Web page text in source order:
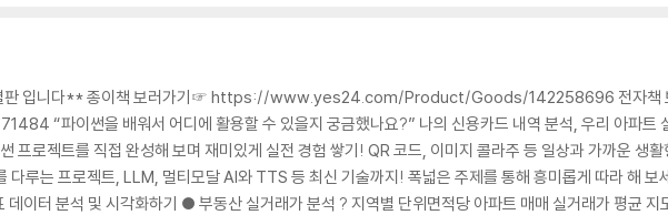
별판 입니다** 종이책 보러가기☞ https://www.yes24.com/Product/Goods/142258696 전자
파이썬을 배워서 어디에 활용할 수 있을지 궁금했나요?” 나의 신용카드 내역 분석, 우리 아파트
프로젝트를 직접 완성해 보며 재미있게 실전 경험 쌓기! QR 코드, 이미지 콜라주 등 일상과 가까운 생
다루는 프로젝트, LLM, 멀티모달 AI와 TTS 등 최신 기술까지! 폭넓은 주제를 통해 흥미롭게 따라 해
데이터 분석 및 시각화하기 ● 부동산 실거래가 분석 ? 지역별 단위면적당 아파트 매매 실거래가 평균